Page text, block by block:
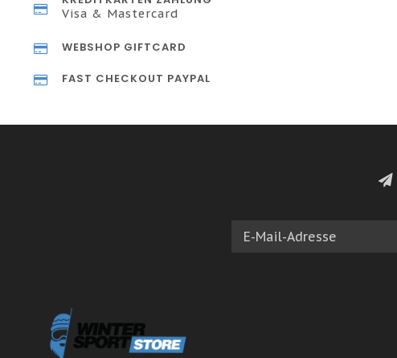
Visa & Mastercard
WEBSHOP GIFTCARD
FAST CHECKOUT PAYPAL